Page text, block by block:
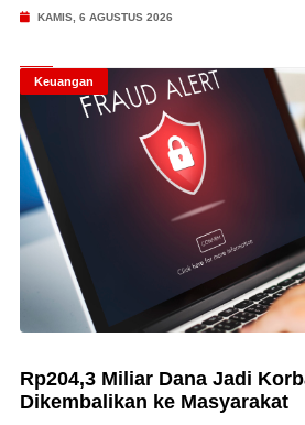
KAMIS, 6 AGUSTUS 2026
Keuangan
Rp204,3 Miliar Dana Jadi
Dikembalikan ke Masyarakat